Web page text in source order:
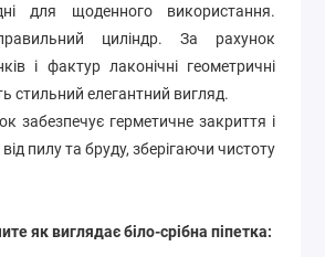
для щоденного використання.
циліндр. За рахунок
і фактур лаконічні геометричні
стильний елегантний вигляд.
забезпечує герметичне закриття і
пилу та бруду, зберігаючи чистоту
як виглядає біло-срібна піпетка: